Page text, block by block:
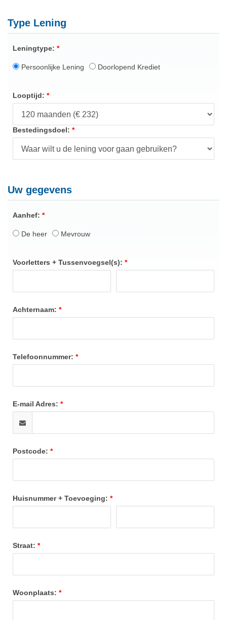
Type Lening
Leningtype:
Persoonlijke Lening Doorlopend Krediet
Looptijd:
Bestedingsdoel:
Uw gegevens
Aanhef:
De heer Mevrouw
Voorletters + Tussenvoegsel(s):
Achternaam:
Telefoonnummer:
E-mail Adres:
Postcode:
Huisnummer + Toevoeging:
Straat:
Woonplaats: